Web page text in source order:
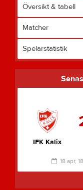
Översikt & tabell
Matcher
Spelarstatistik
IFK Kalix
18 apr,